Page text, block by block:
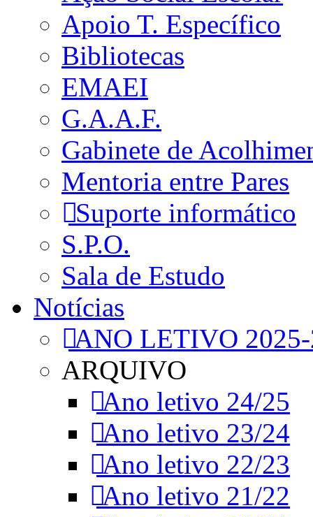
Apoio T. Específico
Bibliotecas
EMAEI
G.A.A.F.
Gabinete de
Mentoria entre Pares
Suporte informático
S.P.O.
Sala de Estudo
Notícias
ANO LETIVO
ARQUIVO
Ano letivo 24/25
Ano letivo 23/24
Ano letivo 22/23
Ano letivo 21/22